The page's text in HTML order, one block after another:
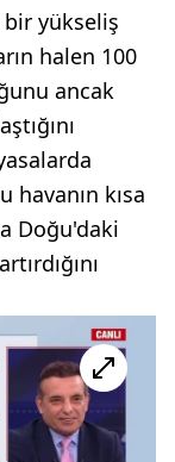
bir yükseliş
halen 100
ancak
kısa
Doğu'daki